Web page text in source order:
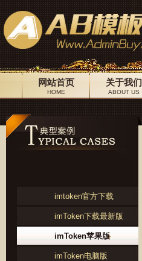
网站首页
HOME
关于我们
ABOUT US
imtoken官方下载
imToken下载最新版
imToken苹果版
imToken电脑版